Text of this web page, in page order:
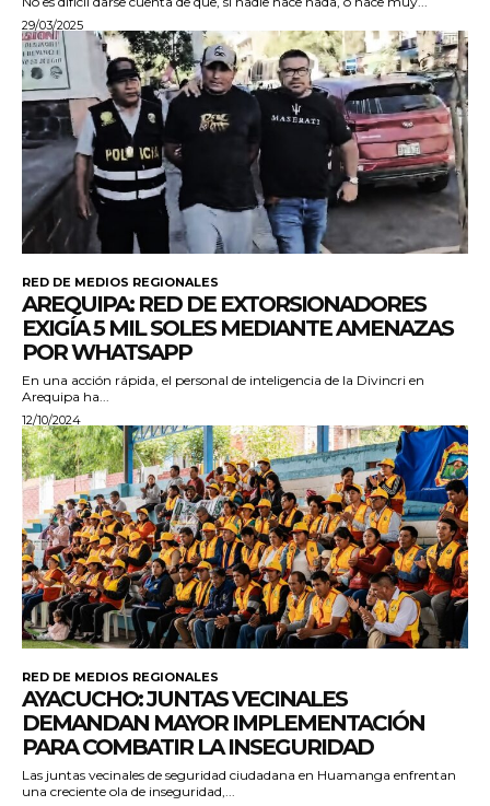
29/03/2025
RED DE MEDIOS REGIONALES
AREQUIPA: RED DE EXTORSIONADORES
EXIGÍA 5 MIL SOLES MEDIANTE AMENAZAS
POR WHATSAPP
En una acción rápida, el personal de inteligencia de la Divincri en
Arequipa ha...
12/10/2024
RED DE MEDIOS REGIONALES
AYACUCHO: JUNTAS VECINALES
DEMANDAN MAYOR IMPLEMENTACIÓN
PARA COMBATIR LA INSEGURIDAD
Las juntas vecinales de seguridad ciudadana en Huamanga enfrentan
una creciente ola de inseguridad,...